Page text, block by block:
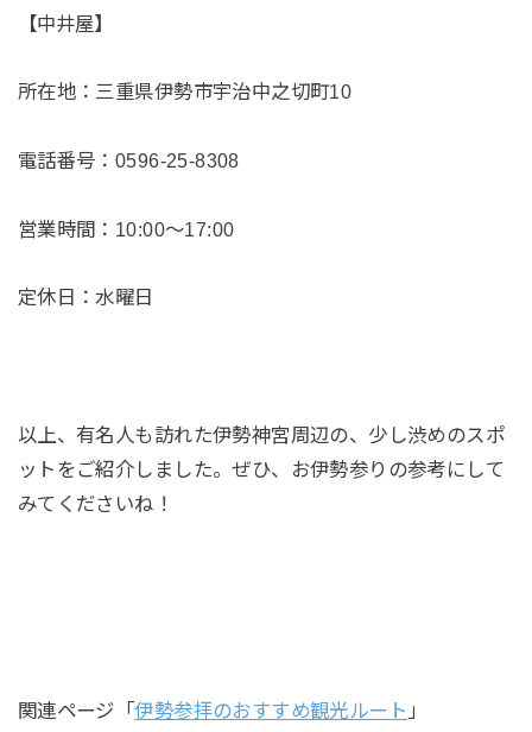
【中井屋】
所在地：三重県伊勢市宇治中之切町10
電話番号：0596-25-8308
営業時間：10:00～17:00
定休日：水曜日
以上、有名人も訪れた伊勢神宮周辺の、少し渋めのスポ
ットをご紹介しました。ぜひ、お伊勢参りの参考にして
みてくださいね！
関連ページ「伊勢参拝のおすすめ観光ルート 」